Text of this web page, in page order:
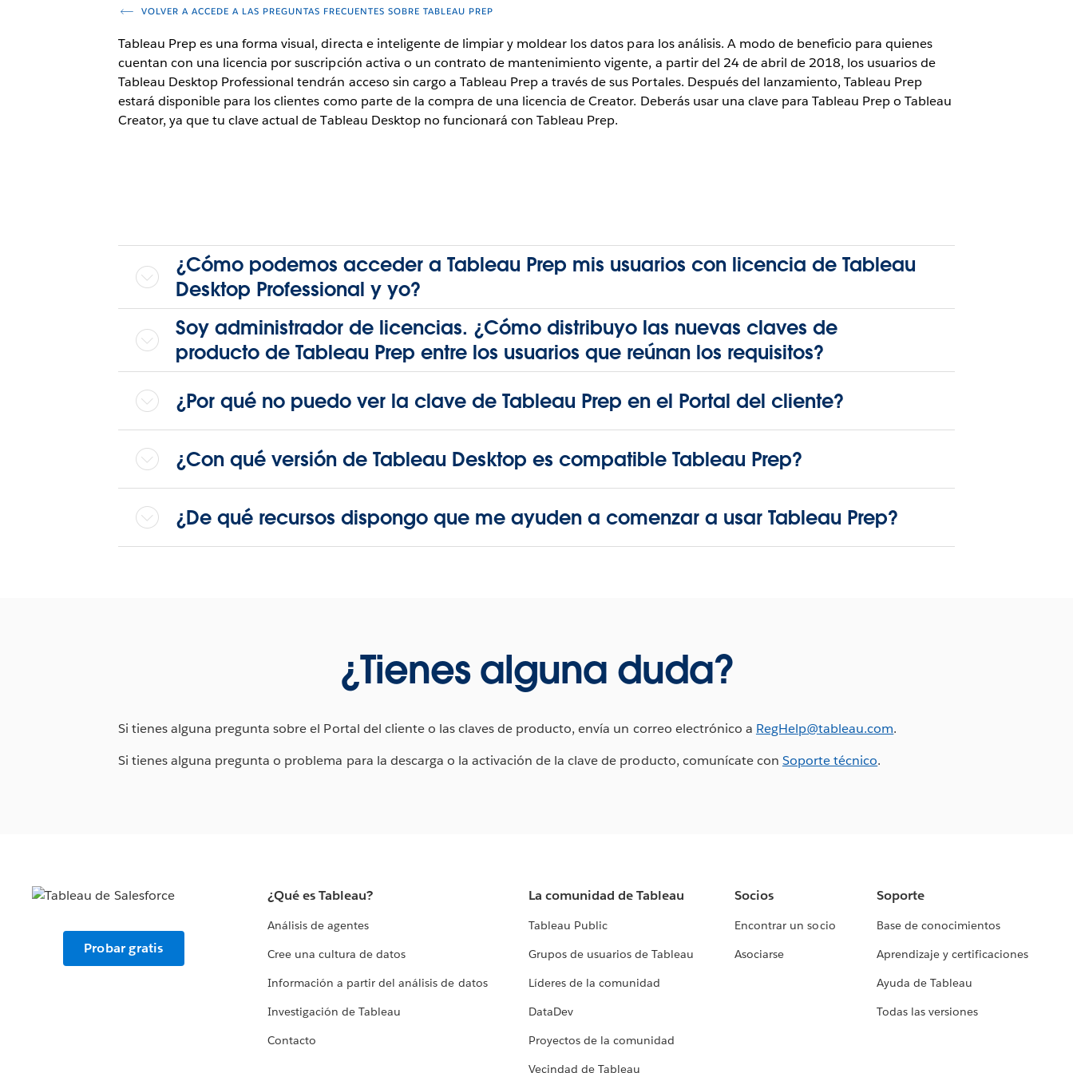
VOLVER A ACCEDE A LAS PREGUNTAS FRECUENTES SOBRE TABLEAU PREP
Tableau Prep es una forma visual, directa e inteligente de limpiar y moldear los datos para los análisis. A modo de beneficio para quienes
cuentan con una licencia por suscripción activa o un contrato de mantenimiento vigente, a partir del 24 de abril de 2018, los usuarios de
Tableau Desktop Professional tendrán acceso sin cargo a Tableau Prep a través de sus Portales. Después del lanzamiento, Tableau Prep
estará disponible para los clientes como parte de la compra de una licencia de Creator. Deberás usar una clave para Tableau Prep o Tableau
Creator, ya que tu clave actual de Tableau Desktop no funcionará con Tableau Prep.
¿Cómo podemos acceder a Tableau Prep mis usuarios con licencia de Tableau
Desktop Professional y yo?
Soy administrador de licencias. ¿Cómo distribuyo las nuevas claves de
producto de Tableau Prep entre los usuarios que reúnan los requisitos?
¿Por qué no puedo ver la clave de Tableau Prep en el Portal del cliente?
¿Con qué versión de Tableau Desktop es compatible Tableau Prep?
¿De qué recursos dispongo que me ayuden a comenzar a usar Tableau Prep?
¿Tienes alguna duda?
Si tienes alguna pregunta sobre el Portal del cliente o las claves de producto, envía un correo electrónico a RegHelp@tableau.com.
Si tienes alguna pregunta o problema para la descarga o la activación de la clave de producto, comunícate con Soporte técnico.
Probar gratis
¿Qué es Tableau?
Análisis de agentes
Cree una cultura de datos
Información a partir del análisis de datos
Investigación de Tableau
Contacto
La comunidad de Tableau
Tableau Public
Grupos de usuarios de Tableau
Líderes de la comunidad
DataDev
Proyectos de la comunidad
Vecindad de Tableau
Socios
Encontrar un socio
Asociarse
Soporte
Base de conocimientos
Aprendizaje y certificaciones
Ayuda de Tableau
Todas las versiones